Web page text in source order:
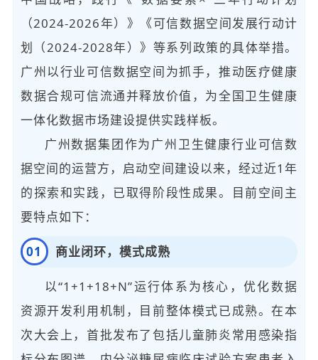
（2024-2026年）》《可信数据空间发展行动计
划（2024-2028年）》等系列政策的具体举措。
广州以行业可信数据空间为抓手，推动医疗健康
数据合规可信流通并释放价值，为全国卫生健康
一体化数据市场建设提供实践样板。
广州数据集团作为广州卫生健康行业可信数
据空间的运营方，启动空间建设以来，经过近1年
的探索和实践，已取得阶段性成果。目前空间主
要特点如下：
01 商业闭环，模式成熟
以“1+1+18+N”运行体系为核心，优化数据
资源开发利用机制，目前整体模式已成熟。在本
次大会上，首批发布了包括儿童肺炎常用感染指